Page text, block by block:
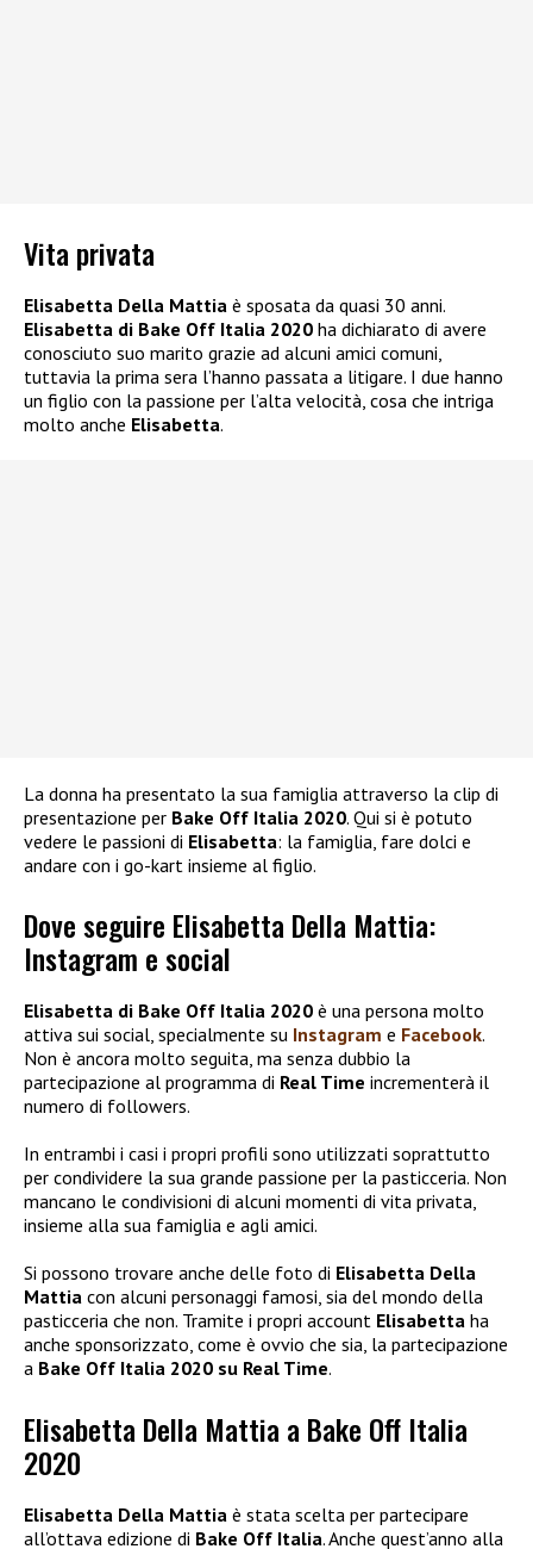
Vita privata
Elisabetta Della Mattia è sposata da quasi 30 anni.
Elisabetta di Bake Off Italia 2020 ha dichiarato di avere
conosciuto suo marito grazie ad alcuni amici comuni,
tuttavia la prima sera l’hanno passata a litigare. I due hanno
un figlio con la passione per l’alta velocità, cosa che intriga
molto anche Elisabetta.
La donna ha presentato la sua famiglia attraverso la clip di
presentazione per Bake Off Italia 2020. Qui si è potuto
vedere le passioni di Elisabetta: la famiglia, fare dolci e
andare con i go-kart insieme al figlio.
Dove seguire Elisabetta Della Mattia:
Instagram e social
Elisabetta di Bake Off Italia 2020 è una persona molto
attiva sui social, specialmente su Instagram e Facebook.
Non è ancora molto seguita, ma senza dubbio la
partecipazione al programma di Real Time incrementerà il
numero di followers.
In entrambi i casi i propri profili sono utilizzati soprattutto
per condividere la sua grande passione per la pasticceria. Non
mancano le condivisioni di alcuni momenti di vita privata,
insieme alla sua famiglia e agli amici.
Si possono trovare anche delle foto di Elisabetta Della
Mattia con alcuni personaggi famosi, sia del mondo della
pasticceria che non. Tramite i propri account Elisabetta ha
anche sponsorizzato, come è ovvio che sia, la partecipazione
a Bake Off Italia 2020 su Real Time.
Elisabetta Della Mattia a Bake Off Italia
2020
Elisabetta Della Mattia è stata scelta per partecipare
all’ottava edizione di Bake Off Italia. Anche quest’anno alla